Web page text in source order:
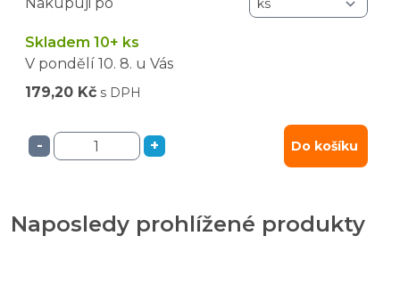
Nakupuji po
Skladem 10+ ks
V pondělí 10. 8. u Vás
179,20 Kč s DPH
- + Do košíku
Naposledy prohlížené produkty